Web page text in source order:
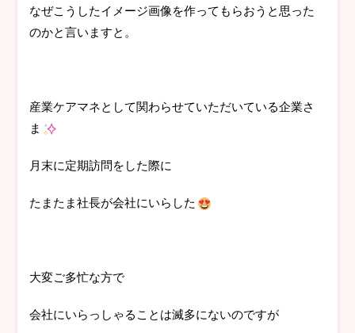
なぜこうしたイメージ画像を作ってもらおうと思った
のかと言いますと。
産業ケアマネとして関わらせていただいている企業さ
ま
月末に定期訪問をした際に
たまたま社長が会社にいらした
大変ご多忙な方で
会社にいらっしゃることは滅多にないのですが